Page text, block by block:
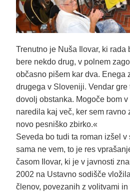
Trenutno je Nuša Ilovar, ki rada
bere nekdo drug, v polnem
občasno pišem kar dva. Enega
drugega v Sloveniji. Vendar
dovolj obstanka. Mogoče bom
naredila kaj več, ker sem
novo pesniško zbirko.«
Seveda bo tudi ta roman izšel
sama ne vem, to je res
časom Ilovar, ki je v javnosti
2002 na Ustavno sodišče
členov, povezanih z volitvami